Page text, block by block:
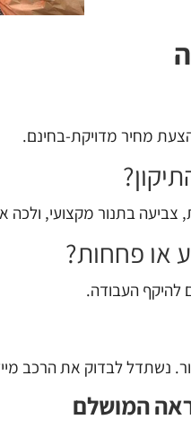
הצעת מחיר מדויקת-בחינם.
בתנור מקצועי, ולכה
או פחחות?
להיקף העבודה.
לבדוק את הרכב
המושלם